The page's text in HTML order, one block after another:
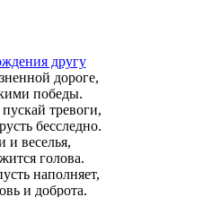
другу
дороге,
победы.
тревоги,
бесследно.
и веселья,
голова.
наполняет,
и доброта.